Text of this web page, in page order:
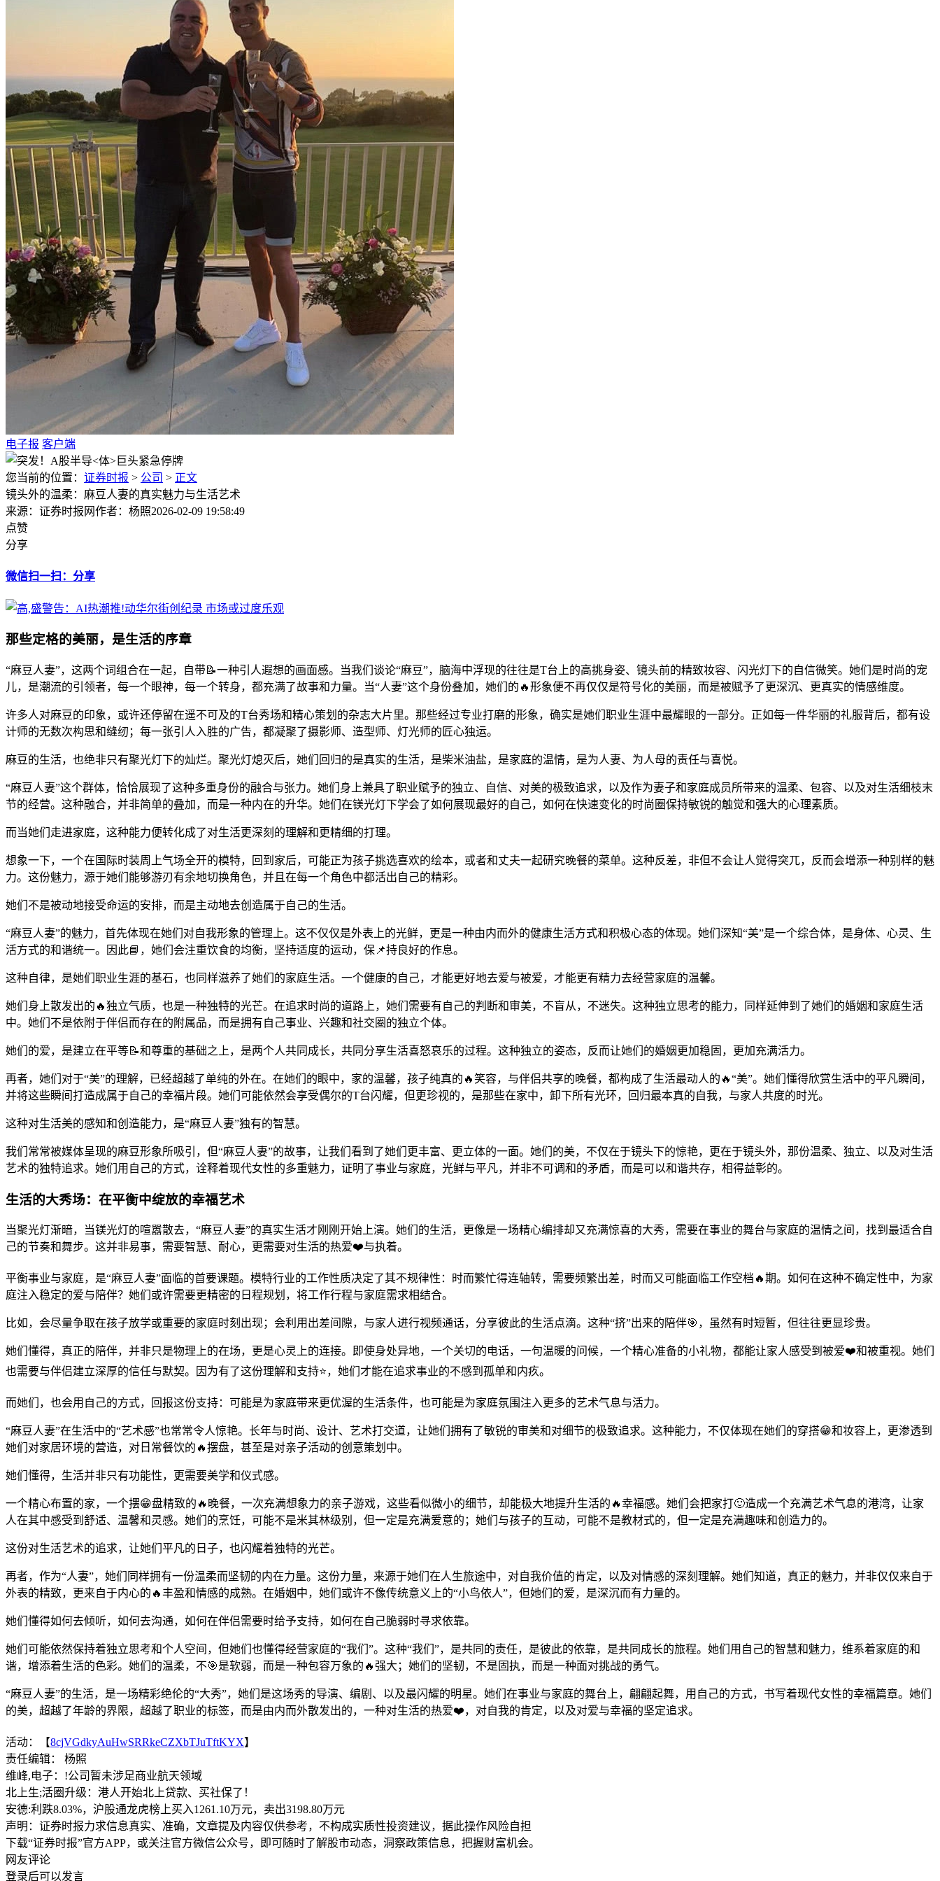
电子报 客户端
您当前的位置： 证券时报 > 公司 > 正文
镜头外的温柔：麻豆人妻的真实魅力与生活艺术
来源：证券时报网作者：杨照2026-02-09 19:58:49
点赞
分享
微信扫一扫：分享
那些定格的美丽，是生活的序章
“麻豆人妻”，这两个词组合在一起，自带📝一种引人遐想的画面感。当我们谈论“麻豆”，脑海中浮现的往往是T台上的高挑身姿、镜头前的精致妆容、闪光灯下的自信微笑。她们是时尚的宠
儿，是潮流的引领者，每一个眼神，每一个转身，都充满了故事和力量。当“人妻”这个身份叠加，她们的🔥形象便不再仅仅是符号化的美丽，而是被赋予了更深沉、更真实的情感维度。
许多人对麻豆的印象，或许还停留在遥不可及的T台秀场和精心策划的杂志大片里。那些经过专业打磨的形象，确实是她们职业生涯中最耀眼的一部分。正如每一件华丽的礼服背后，都有设
计师的无数次构思和缝纫；每一张引人入胜的广告，都凝聚了摄影师、造型师、灯光师的匠心独运。
麻豆的生活，也绝非只有聚光灯下的灿烂。聚光灯熄灭后，她们回归的是真实的生活，是柴米油盐，是家庭的温情，是为人妻、为人母的责任与喜悦。
“麻豆人妻”这个群体，恰恰展现了这种多重身份的融合与张力。她们身上兼具了职业赋予的独立、自信、对美的极致追求，以及作为妻子和家庭成员所带来的温柔、包容、以及对生活细枝末
节的经营。这种融合，并非简单的叠加，而是一种内在的升华。她们在镁光灯下学会了如何展现最好的自己，如何在快速变化的时尚圈保持敏锐的触觉和强大的心理素质。
而当她们走进家庭，这种能力便转化成了对生活更深刻的理解和更精细的打理。
想象一下，一个在国际时装周上气场全开的模特，回到家后，可能正为孩子挑选喜欢的绘本，或者和丈夫一起研究晚餐的菜单。这种反差，非但不会让人觉得突兀，反而会增添一种别样的魅
力。这份魅力，源于她们能够游刃有余地切换角色，并且在每一个角色中都活出自己的精彩。
她们不是被动地接受命运的安排，而是主动地去创造属于自己的生活。
“麻豆人妻”的魅力，首先体现在她们对自我形象的管理上。这不仅仅是外表上的光鲜，更是一种由内而外的健康生活方式和积极心态的体现。她们深知“美”是一个综合体，是身体、心灵、生
活方式的和谐统一。因此📘，她们会注重饮食的均衡，坚持适度的运动，保📌持良好的作息。
这种自律，是她们职业生涯的基石，也同样滋养了她们的家庭生活。一个健康的自己，才能更好地去爱与被爱，才能更有精力去经营家庭的温馨。
她们身上散发出的🔥独立气质，也是一种独特的光芒。在追求时尚的道路上，她们需要有自己的判断和审美，不盲从，不迷失。这种独立思考的能力，同样延伸到了她们的婚姻和家庭生活
中。她们不是依附于伴侣而存在的附属品，而是拥有自己事业、兴趣和社交圈的独立个体。
她们的爱，是建立在平等📝和尊重的基础之上，是两个人共同成长，共同分享生活喜怒哀乐的过程。这种独立的姿态，反而让她们的婚姻更加稳固，更加充满活力。
再者，她们对于“美”的理解，已经超越了单纯的外在。在她们的眼中，家的温馨，孩子纯真的🔥笑容，与伴侣共享的晚餐，都构成了生活最动人的🔥“美”。她们懂得欣赏生活中的平凡瞬间，
并将这些瞬间打造成属于自己的幸福片段。她们可能依然会享受偶尔的T台闪耀，但更珍视的，是那些在家中，卸下所有光环，回归最本真的自我，与家人共度的时光。
这种对生活美的感知和创造能力，是“麻豆人妻”独有的智慧。
我们常常被媒体呈现的麻豆形象所吸引，但“麻豆人妻”的故事，让我们看到了她们更丰富、更立体的一面。她们的美，不仅在于镜头下的惊艳，更在于镜头外，那份温柔、独立、以及对生活
艺术的独特追求。她们用自己的方式，诠释着现代女性的多重魅力，证明了事业与家庭，光鲜与平凡，并非不可调和的矛盾，而是可以和谐共存，相得益彰的。
生活的大秀场：在平衡中绽放的幸福艺术
当聚光灯渐暗，当镁光灯的喧嚣散去，“麻豆人妻”的真实生活才刚刚开始上演。她们的生活，更像是一场精心编排却又充满惊喜的大秀，需要在事业的舞台与家庭的温情之间，找到最适合自
己的节奏和舞步。这并非易事，需要智慧、耐心，更需要对生活的热爱❤️与执着。
平衡事业与家庭，是“麻豆人妻”面临的首要课题。模特行业的工作性质决定了其不规律性：时而繁忙得连轴转，需要频繁出差，时而又可能面临工作空档🔥期。如何在这种不确定性中，为家
庭注入稳定的爱与陪伴？她们或许需要更精密的日程规划，将工作行程与家庭需求相结合。
比如，会尽量争取在孩子放学或重要的家庭时刻出现；会利用出差间隙，与家人进行视频通话，分享彼此的生活点滴。这种“挤”出来的陪伴🎯，虽然有时短暂，但往往更显珍贵。
她们懂得，真正的陪伴，并非只是物理上的在场，更是心灵上的连接。即使身处异地，一个关切的电话，一句温暖的问候，一个精心准备的小礼物，都能让家人感受到被爱❤️和被重视。她们
也需要与伴侣建立深厚的信任与默契。因为有了这份理解和支持⭐，她们才能在追求事业的不感到孤单和内疚。
而她们，也会用自己的方式，回报这份支持：可能是为家庭带来更优渥的生活条件，也可能是为家庭氛围注入更多的艺术气息与活力。
“麻豆人妻”在生活中的“艺术感”也常常令人惊艳。长年与时尚、设计、艺术打交道，让她们拥有了敏锐的审美和对细节的极致追求。这种能力，不仅体现在她们的穿搭😁和妆容上，更渗透到
她们对家居环境的营造，对日常餐饮的🔥摆盘，甚至是对亲子活动的创意策划中。
她们懂得，生活并非只有功能性，更需要美学和仪式感。
一个精心布置的家，一个摆😁盘精致的🔥晚餐，一次充满想象力的亲子游戏，这些看似微小的细节，却能极大地提升生活的🔥幸福感。她们会把家打🙂造成一个充满艺术气息的港湾，让家
人在其中感受到舒适、温馨和灵感。她们的烹饪，可能不是米其林级别，但一定是充满爱意的；她们与孩子的互动，可能不是教材式的，但一定是充满趣味和创造力的。
这份对生活艺术的追求，让她们平凡的日子，也闪耀着独特的光芒。
再者，作为“人妻”，她们同样拥有一份温柔而坚韧的内在力量。这份力量，来源于她们在人生旅途中，对自我价值的肯定，以及对情感的深刻理解。她们知道，真正的魅力，并非仅仅来自于
外表的精致，更来自于内心的🔥丰盈和情感的成熟。在婚姻中，她们或许不像传统意义上的“小鸟依人”，但她们的爱，是深沉而有力量的。
她们懂得如何去倾听，如何去沟通，如何在伴侣需要时给予支持，如何在自己脆弱时寻求依靠。
她们可能依然保持着独立思考和个人空间，但她们也懂得经营家庭的“我们”。这种“我们”，是共同的责任，是彼此的依靠，是共同成长的旅程。她们用自己的智慧和魅力，维系着家庭的和
谐，增添着生活的色彩。她们的温柔，不🎯是软弱，而是一种包容万象的🔥强大；她们的坚韧，不是固执，而是一种面对挑战的勇气。
“麻豆人妻”的生活，是一场精彩绝伦的“大秀”，她们是这场秀的导演、编剧、以及最闪耀的明星。她们在事业与家庭的舞台上，翩翩起舞，用自己的方式，书写着现代女性的幸福篇章。她们
的美，超越了年龄的界限，超越了职业的标签，而是由内而外散发出的，一种对生活的热爱❤️，对自我的肯定，以及对爱与幸福的坚定追求。
活动：【8cjVGdkyAuHwSRRkeCZXbTJuTftKYX】
责任编辑： 杨照
维峰,电子：!公司暂未涉足商业航天领域
北上生;活圈升级：港人开始北上贷款、买社保了！
安德:利跌8.03%，沪股通龙虎榜上买入1261.10万元，卖出3198.80万元
声明：证券时报力求信息真实、准确，文章提及内容仅供参考，不构成实质性投资建议，据此操作风险自担
下载“证券时报”官方APP，或关注官方微信公众号，即可随时了解股市动态，洞察政策信息，把握财富机会。
网友评论
登录后可以发言